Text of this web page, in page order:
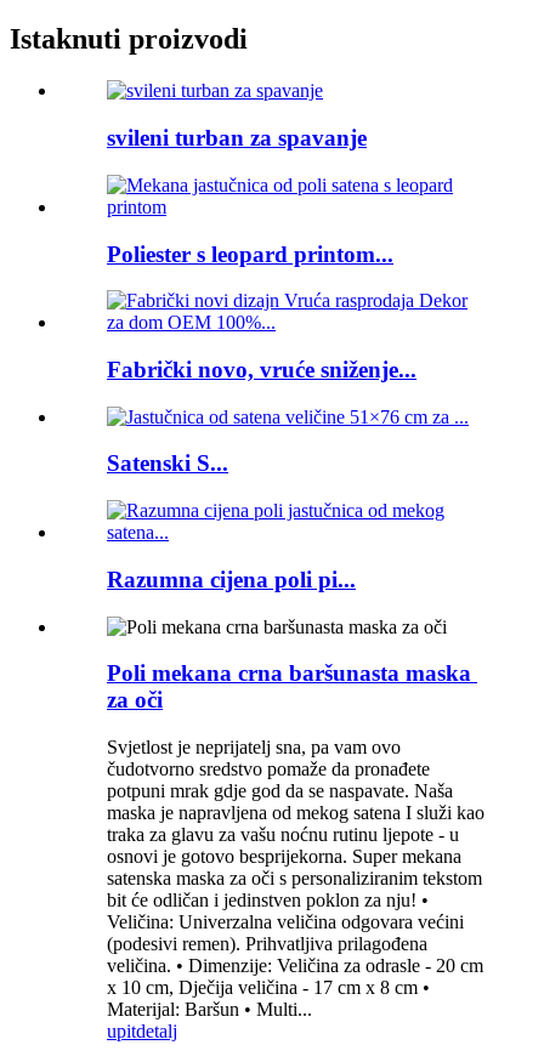
Istaknuti proizvodi
svileni turban za spavanje
Poliester s leopard printom...
Fabrički novo, vruće sniženje...
Satenski S...
Razumna cijena poli pi...
Poli mekana crna baršunasta maska ​​
za oči
Svjetlost je neprijatelj sna, pa vam ovo
čudotvorno sredstvo pomaže da pronađete
potpuni mrak gdje god da se naspavate. Naša
maska ​​je napravljena od mekog satena I služi kao
traka za glavu za vašu noćnu rutinu ljepote - u
osnovi je gotovo besprijekorna. Super mekana
satenska maska ​​za oči s personaliziranim tekstom
bit će odličan i jedinstven poklon za nju! •
Veličina: Univerzalna veličina odgovara većini
(podesivi remen). Prihvatljiva prilagođena
veličina. • Dimenzije: Veličina za odrasle - 20 cm
x 10 cm, Dječija veličina - 17 cm x 8 cm •
Materijal: Baršun • Multi...
upitdetalj